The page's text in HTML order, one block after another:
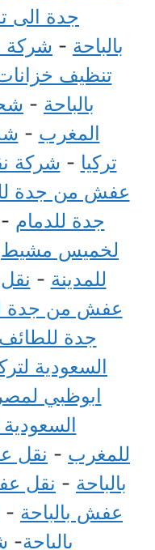
جدة الى
بالباحة - شركة
تنظيف خزانات
بالباحة -
المغرب -
تركيا - شركة
عفش من جدة
جدة للدمام -
لخميس مشيط
للمدينة -
عفش من جدة
جدة للطائف
السعودية
ابوظبي لمصر
للمغرب - نقل
بالباحة - نقل
عفش بالباحة -
بالباحة-